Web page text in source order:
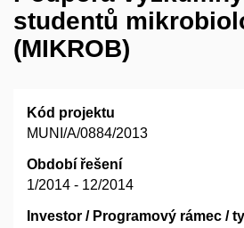
studentů
(MIKROB)
Kód projektu
MUNI/A/0884/2013
Období řešení
1/2014 - 12/2014
Investor / Programový rámec /